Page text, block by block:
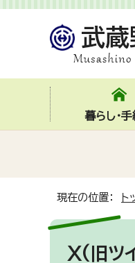
暮らし・
現在の位置： ト
X(旧ツ